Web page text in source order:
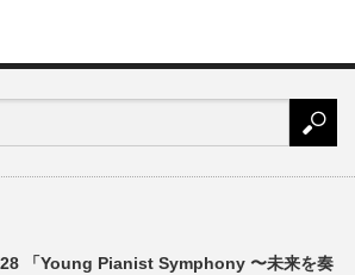
「Young Pianist Symphony 〜未来を奏